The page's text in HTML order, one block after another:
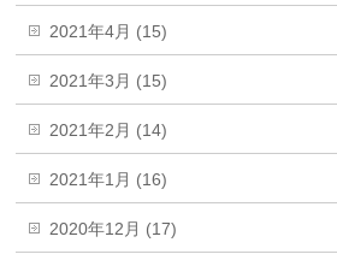
2021年4月 (15)
2021年3月 (15)
2021年2月 (14)
2021年1月 (16)
2020年12月 (17)